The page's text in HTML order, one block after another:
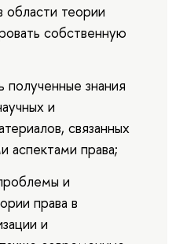
области теории
собственную
знания
и
связанных
аспектами права;
и
права в
и